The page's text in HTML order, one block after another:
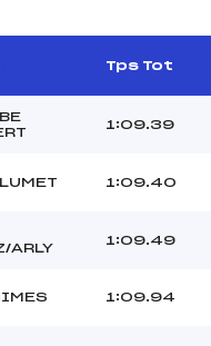
Tps Tot
1:09.39
1:09.40
ARLY
1:09.49
1:09.94